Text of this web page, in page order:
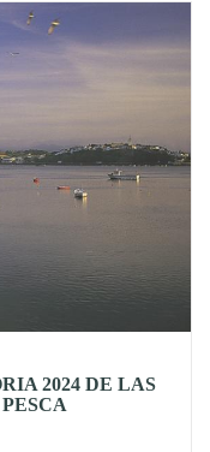
2024 DE LAS